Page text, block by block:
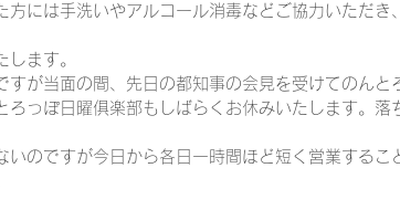
ない シャンパン&スパークリング のんと
ー
方には手洗いやアルコール消毒などご協力いただき
ます。
すが当面の間、先日の都知事の会見を受けてのんと
ろっぽ日曜俱楽部もしばらくお休みいたします。落
いのですが今日から各日一時間ほど短く営業するこ